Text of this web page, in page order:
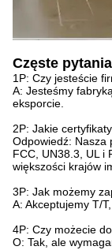
Częste
1P: Czy jesteście
A: Jesteśmy
eksporcie.
2P: Jakie
Odpowiedź: Nasza
FCC, UN38.3, UL i
większości krajów
3P: Jak możemy
A: Akceptujemy T/
4P: Czy możecie
O: Tak, ale